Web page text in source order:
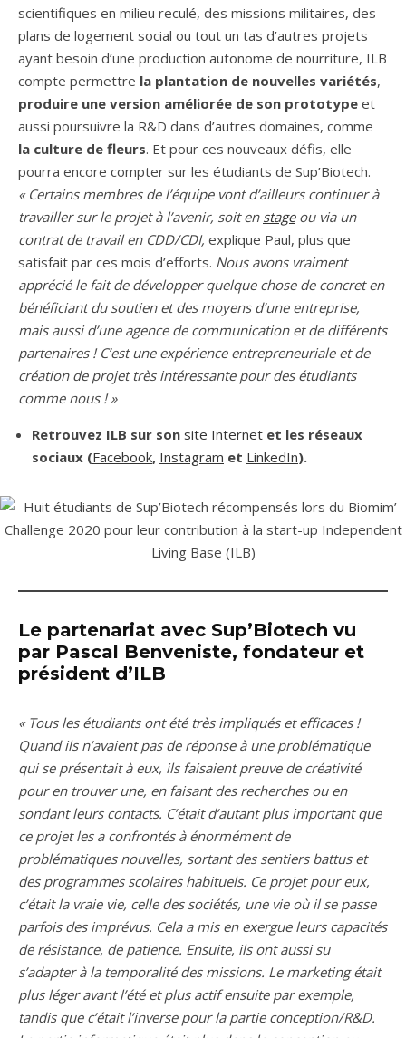
scientifiques en milieu reculé, des missions militaires, des
plans de logement social ou tout un tas d’autres projets
ayant besoin d’une production autonome de nourriture, ILB
compte permettre la plantation de nouvelles variétés,
produire une version améliorée de son prototype et
aussi poursuivre la R&D dans d’autres domaines, comme
la culture de fleurs. Et pour ces nouveaux défis, elle
pourra encore compter sur les étudiants de Sup’Biotech.
« Certains membres de l’équipe vont d’ailleurs continuer à
travailler sur le projet à l’avenir, soit en stageou via un
contrat de travail en CDD/CDI, explique Paul, plus que
satisfait par ces mois d’efforts. Nous avons vraiment
apprécié le fait de développer quelque chose de concret en
bénéficiant du soutien et des moyens d’une entreprise,
mais aussi d’une agence de communication et de différents
partenaires ! C’est une expérience entrepreneuriale et de
création de projet très intéressante pour des étudiants
comme nous ! »
Retrouvez ILB sur son site Internet et les réseaux
sociaux (Facebook, Instagram et LinkedIn).
Le partenariat avec Sup’Biotech vu
par Pascal Benveniste, fondateur et
président d’ILB
« Tous les étudiants ont été très impliqués et efficaces !
Quand ils n’avaient pas de réponse à une problématique
qui se présentait à eux, ils faisaient preuve de créativité
pour en trouver une, en faisant des recherches ou en
sondant leurs contacts. C’était d’autant plus important que
ce projet les a confrontés à énormément de
problématiques nouvelles, sortant des sentiers battus et
des programmes scolaires habituels. Ce projet pour eux,
c’était la vraie vie, celle des sociétés, une vie où il se passe
parfois des imprévus. Cela a mis en exergue leurs capacités
de résistance, de patience. Ensuite, ils ont aussi su
s’adapter à la temporalité des missions. Le marketing était
plus léger avant l’été et plus actif ensuite par exemple,
tandis que c’était l’inverse pour la partie conception/R&D.